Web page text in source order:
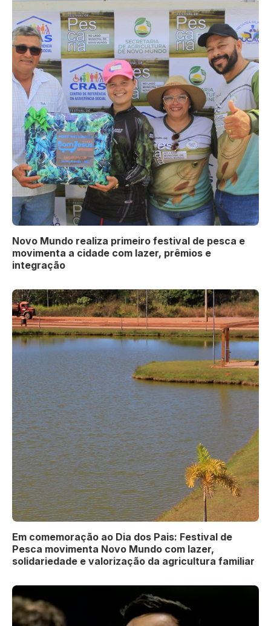
Novo Mundo realiza primeiro festival de pesca e
movimenta a cidade com lazer, prêmios e
integração
Em comemoração ao Dia dos Pais: Festival de
Pesca movimenta Novo Mundo com lazer,
solidariedade e valorização da agricultura familiar